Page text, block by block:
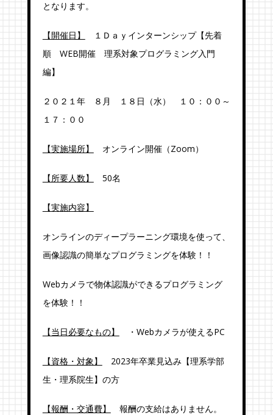
となります。
【開催日】
１Ｄａｙインターンシップ【先着
順 WEB開催 理系対象プログラミング入門
編】
２０２１年 ８月 １８日（水） １０：００～
１７：００
【実施場所】 オンライン開催（Zoom）
【所要人数】 50名
【実施内容】
オンラインのディープラーニング環境を使って、
画像認識の簡単なプログラミングを体験！！
Webカメラで物体認識ができるプログラミング
を体験！！
【当日必要なもの】 ・Webカメラが使えるPC
【資格・対象】
2023年卒業見込み【理系学部
生・理系院生】の方
【報酬・交通費】 報酬の支給はありません。